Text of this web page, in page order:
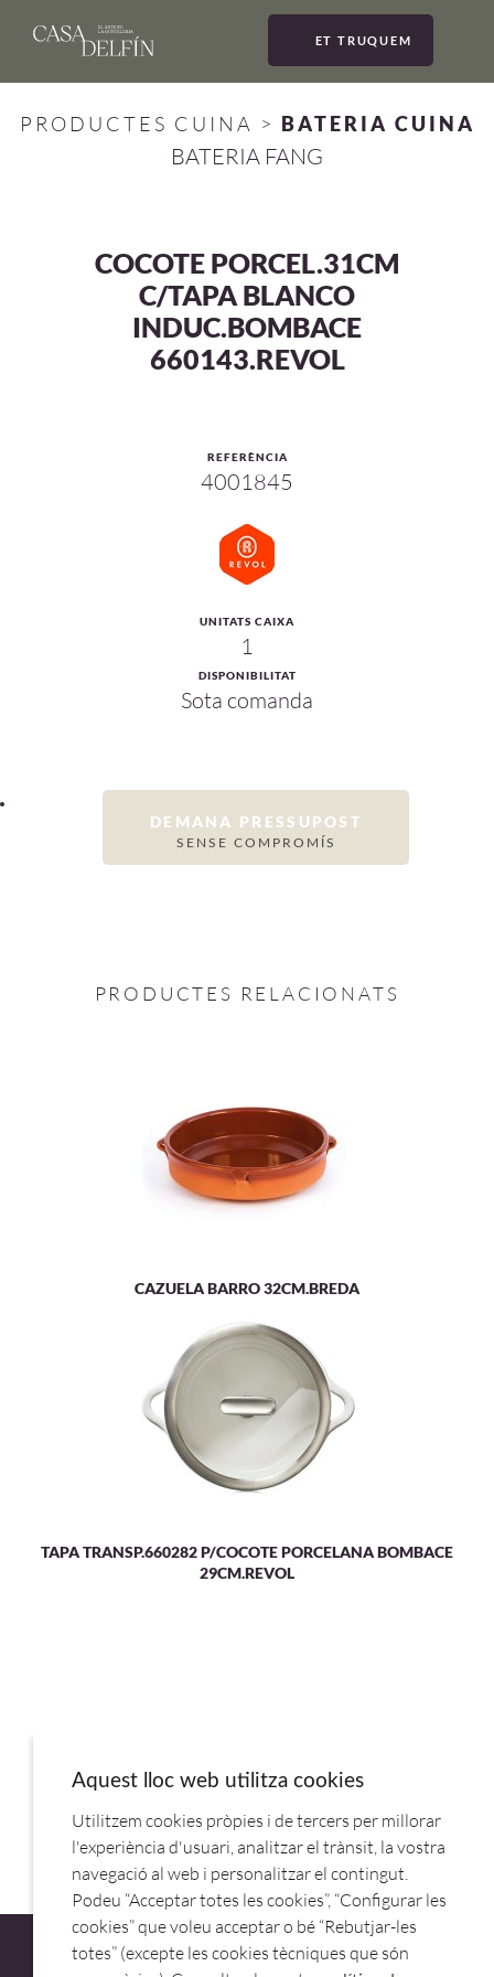
ET TRUQUEM
PRODUCTES CUINA > BATERIA CUINA
BATERIA FANG
COCOTE PORCEL.31CM
C/TAPA BLANCO
INDUC.BOMBACE
660143.REVOL
REFERÈNCIA
4001845
UNITATS CAIXA
1
DISPONIBILITAT
Sota comanda
DEMANA PRESSUPOST
SENSE COMPROMÍS
PRODUCTES RELACIONATS
CAZUELA BARRO 32CM.BREDA
TAPA TRANSP.660282 P/COCOTE PORCELANA BOMBACE
29CM.REVOL
COCOTE REDONDA 16,4CM C/TAPA NEGRO 649881.REVOL
Aquest lloc web utilitza cookies
Utilitzem cookies pròpies i de tercers per millorar
l'experiència d'usuari, analitzar el trànsit, la vostra
navegació al web i personalitzar el contingut.
Podeu “Acceptar totes les cookies”, “Configurar les
cookies” que voleu acceptar o bé “Rebutjar-les
totes” (excepte les cookies tècniques que són